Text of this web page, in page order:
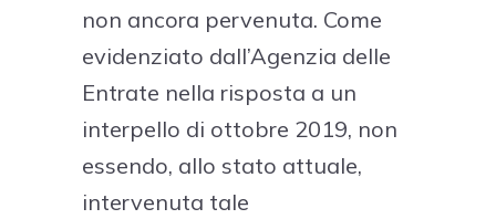
non ancora pervenuta. Come
evidenziato dall’Agenzia delle
Entrate nella risposta a un
interpello di ottobre 2019, non
essendo, allo stato attuale,
intervenuta tale